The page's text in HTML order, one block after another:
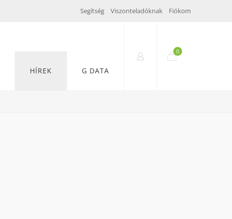
Segítség Viszonteladóknak Fiókom
HÍREK G DATA
0